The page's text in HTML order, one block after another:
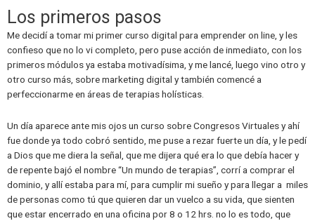
Los primeros pasos
Me decidí a tomar mi primer curso digital para emprender on line, y les
confieso que no lo vi completo, pero puse acción de inmediato, con los
primeros módulos ya estaba motivadísima, y me lancé, luego vino otro y
otro curso más, sobre marketing digital y también comencé a
perfeccionarme en áreas de terapias holísticas.
Un día aparece ante mis ojos un curso sobre Congresos Virtuales y ahí
fue donde ya todo cobró sentido, me puse a rezar fuerte un día, y le pedí
a Dios que me diera la señal, que me dijera qué era lo que debía hacer y
de repente bajó el nombre “Un mundo de terapias”, corrí a comprar el
dominio, y allí estaba para mí, para cumplir mi sueño y para llegar a miles
de personas como tú que quieren dar un vuelco a su vida, que sienten
que estar encerrado en una oficina por 8 o 12 hrs. no lo es todo, que